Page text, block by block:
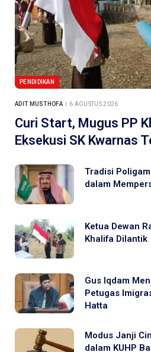
PENDIDIKAN
ADIT MUSTHOFA 6 AGUSTUS 2026
Curi Start, Mugus PP
Eksekusi SK Kwarnas
Tradisi
dalam
Ketua Dewan
Khalifa Dilantik
Gus Iqdam
Petugas
Hatta
Modus Janji
dalam KUHP